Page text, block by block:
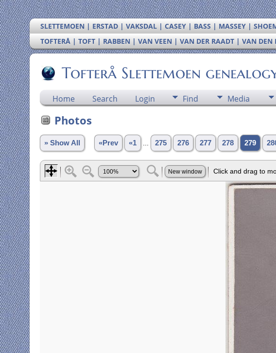
SLETTEMOEN | ERSTAD | VAKSDAL | CASEY | BASS | MASSEY |
TOFTERÅ | TOFT | RABBEN | VAN VEEN | VAN DER RAADT | VAN DEN
Tofterå Slettemoen
Home Search Login Find Media
Photos
» Show All «Prev «1 275 276 277 278 279